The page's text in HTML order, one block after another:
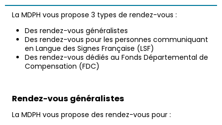
ACTEUR LOCAL
MAIRIES
ETABLISSEMENTS SCOLAIRES
ÉCOLES DE MUSIQUE
La MDPH vous propose 3 types de rendez-vous :
Des rendez-vous généralistes
Des rendez-vous pour les personnes communiquant
en Langue des Signes Française (LSF)
Des rendez-vous dédiés au Fonds Départemental de
Compensation (FDC)
Rendez-vous généralistes
La MDPH vous propose des rendez-vous pour :